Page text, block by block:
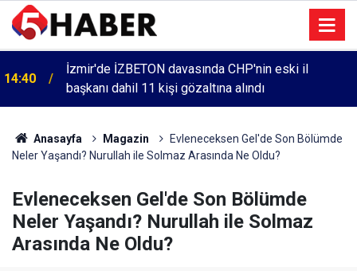
14:40
İzmir'de İZBETON davasında CHP'nin eski il
başkanı dahil 11 kişi gözaltına alındı
Anasayfa Magazin
Evleneceksen Gel'de Son Bölümde
Neler Yaşandı? Nurullah ile Solmaz Arasında Ne Oldu?
Evleneceksen Gel'de Son Bölümde
Neler Yaşandı? Nurullah ile Solmaz
Arasında Ne Oldu?